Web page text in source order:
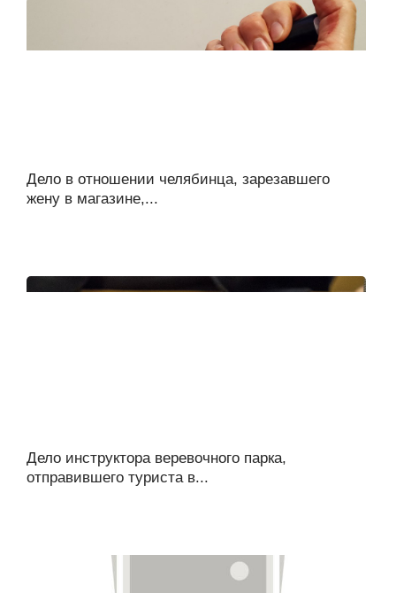
Дело в отношении челябинца, зарезавшего
жену в магазине,...
Дело инструктора веревочного парка,
отправившего туриста в...